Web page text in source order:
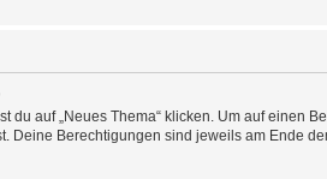
du auf „Neues Thema“ klicken. Um auf einen
Berechtigungen sind jeweils am Ende